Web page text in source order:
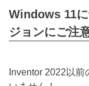
Windows 11
ジョンにご注
Inventor 2022以